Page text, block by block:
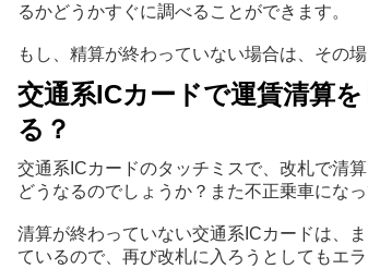
るかどうかすぐに調べることができます。
もし、精算が終わっていない場合は、その
交通系ICカードで運賃清算
る？
交通系ICカードのタッチミスで、改札で清
どうなるのでしょうか？また不正乗車にな
清算が終わっていない交通系ICカードは、
ているので、再び改札に入ろうとしてもエ